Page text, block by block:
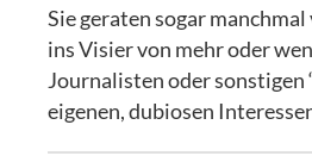
Sie geraten sogar
ins Visier von mehr oder
Journalisten oder sonstigen
eigenen, dubiosen